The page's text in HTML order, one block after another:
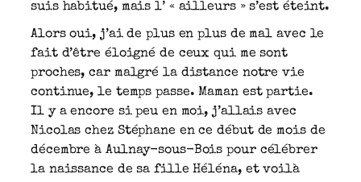
suis habitué, mais l’ « ailleurs » s’est éteint.
Alors oui, j’ai de plus en plus de mal avec le
fait d’être éloigné de ceux qui me sont
proches, car malgré la distance notre vie
continue, le temps passe. Maman est partie.
Il y a encore si peu en moi, j’allais avec
Nicolas chez Stéphane en ce début de mois de
décembre à Aulnay-sous-Bois pour célébrer
la naissance de sa fille Héléna, et voilà